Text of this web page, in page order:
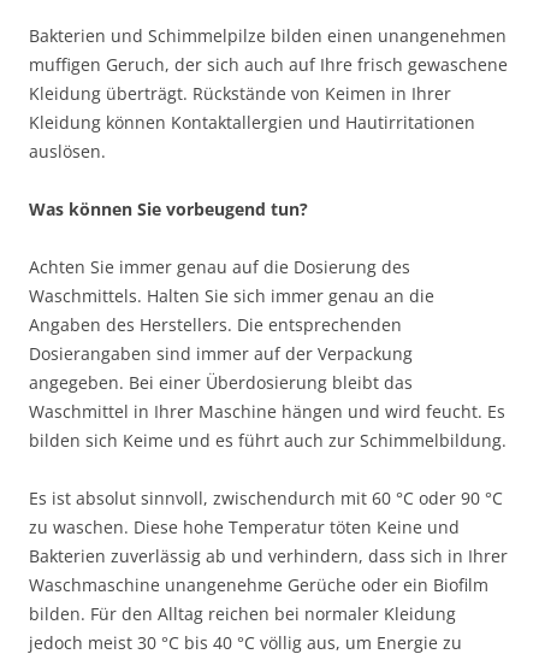
Bakterien und Schimmelpilze bilden einen unangenehmen
muffigen Geruch, der sich auch auf Ihre frisch gewaschene
Kleidung überträgt. Rückstände von Keimen in Ihrer
Kleidung können Kontaktallergien und Hautirritationen
auslösen.
Was können Sie vorbeugend tun?
Achten Sie immer genau auf die Dosierung des
Waschmittels. Halten Sie sich immer genau an die
Angaben des Herstellers. Die entsprechenden
Dosierangaben sind immer auf der Verpackung
angegeben. Bei einer Überdosierung bleibt das
Waschmittel in Ihrer Maschine hängen und wird feucht. Es
bilden sich Keime und es führt auch zur Schimmelbildung.
Es ist absolut sinnvoll, zwischendurch mit 60 °C oder 90 °C
zu waschen. Diese hohe Temperatur töten Keine und
Bakterien zuverlässig ab und verhindern, dass sich in Ihrer
Waschmaschine unangenehme Gerüche oder ein Biofilm
bilden. Für den Alltag reichen bei normaler Kleidung
jedoch meist 30 °C bis 40 °C völlig aus, um Energie zu